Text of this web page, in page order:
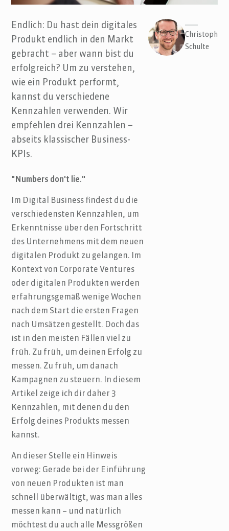
Endlich: Du hast dein digitales
Produkt endlich in den Markt
gebracht – aber wann bist du
erfolgreich? Um zu verstehen,
wie ein Produkt performt,
kannst du verschiedene
Kennzahlen verwenden. Wir
empfehlen drei Kennzahlen –
abseits klassischer Business-
KPIs.
"Numbers don't lie."
Im Digital Business findest du die
verschiedensten Kennzahlen, um
Erkenntnisse über den Fortschritt
des Unternehmens mit dem neuen
digitalen Produkt zu gelangen. Im
Kontext von Corporate Ventures
oder digitalen Produkten werden
erfahrungsgemäß wenige Wochen
nach dem Start die ersten Fragen
nach Umsätzen gestellt. Doch das
ist in den meisten Fällen viel zu
früh. Zu früh, um deinen Erfolg zu
messen. Zu früh, um danach
Kampagnen zu steuern. In diesem
Artikel zeige ich dir daher 3
Kennzahlen, mit denen du den
Erfolg deines Produkts messen
kannst.
An dieser Stelle ein Hinweis
vorweg: Gerade bei der Einführung
von neuen Produkten ist man
schnell überwältigt, was man alles
messen kann – und natürlich
möchtest du auch alle Messgrößen
Christoph
Schulte